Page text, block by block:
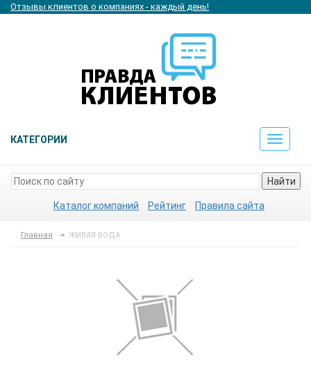
Отзывы клиентов о компаниях - каждый день!
КАТЕГОРИИ
Toggle
Найти
Каталог компаний Рейтинг Правила сайта
Главная ЖИВАЯ ВОДА